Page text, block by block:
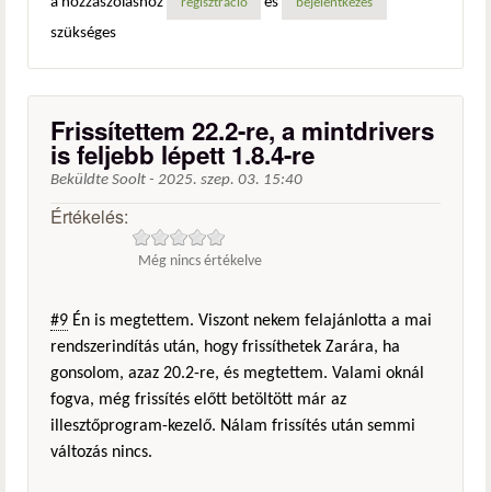
regisztráció bejelentkezés
szükséges
Frissítettem 22.2-re, a mintdrivers
is feljebb lépett 1.8.4-re
Beküldte Soolt - 2025. szep. 03. 15:40
Értékelés:
Még nincs értékelve
#9 Én is megtettem. Viszont nekem felajánlotta a mai
rendszerindítás után, hogy frissíthetek Zarára, ha
gonsolom, azaz 20.2-re, és megtettem. Valami oknál
fogva, még frissítés előtt betöltött már az
illesztőprogram-kezelő. Nálam frissítés után semmi
változás nincs.